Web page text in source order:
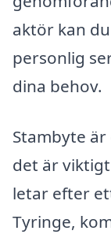
aktör kan
personlig
dina behov.
Stambyte
det är
letar efter
Tyringe,